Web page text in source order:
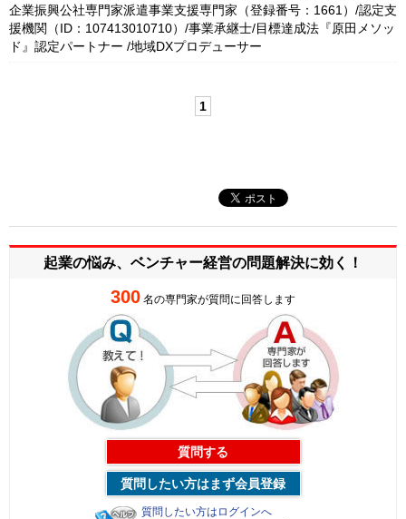
企業振興公社専門家派遣事業支援専門家（登録番号：1661）/認定支
援機関（ID：107413010710）/事業承継士/目標達成法『原田メソッ
ド』認定パートナー /地域DXプロデューサー
1
起業の悩み、ベンチャー経営の問題解決に効く！
300 名の専門家が質問に回答します
質問する
質問したい方はまず会員登録
質問したい方はログインへ